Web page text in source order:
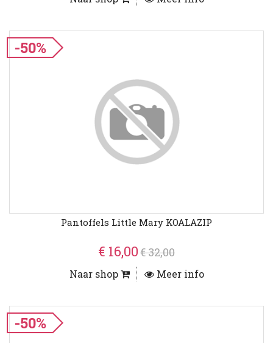
-50%
Pantoffels Little Mary KOALAZIP
€ 16,00€ 32,00
Naar shop Meer info
-50%